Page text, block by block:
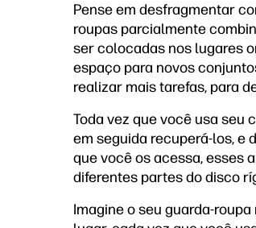
Pense em desfragmentar
roupas parcialmente
ser colocadas nos lugares
espaço para novos
realizar mais tarefas, para
Toda vez que você usa seu
em seguida recuperá-los, e
que você os acessa, esses
diferentes partes do disco
Imagine o seu guarda-